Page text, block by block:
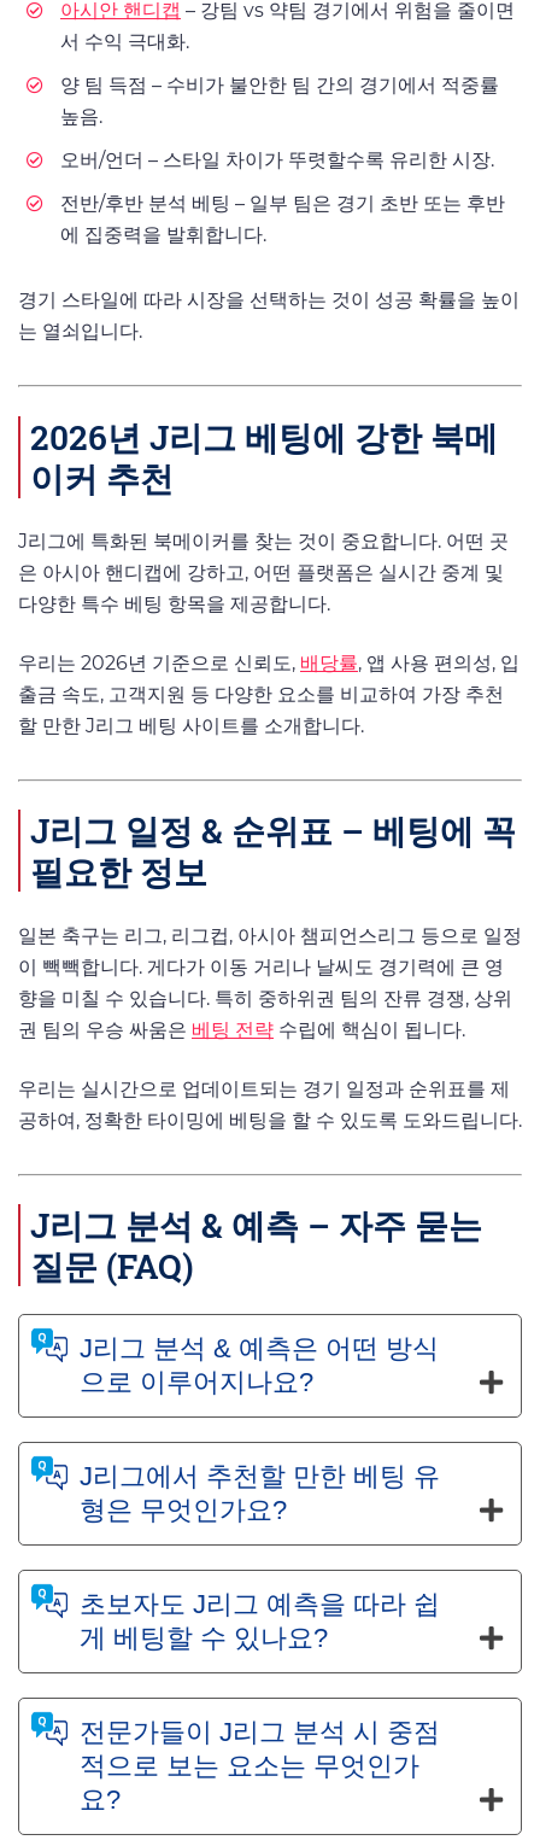
아시안 핸디캡 – 강팀 vs 약팀 경기에서 위험을 줄이면
서 수익 극대화.
양 팀 득점 – 수비가 불안한 팀 간의 경기에서 적중률
높음.
오버/언더 – 스타일 차이가 뚜렷할수록 유리한 시장.
전반/후반 분석 베팅 – 일부 팀은 경기 초반 또는 후반
에 집중력을 발휘합니다.
경기 스타일에 따라 시장을 선택하는 것이 성공 확률을 높이
는 열쇠입니다.
2026년 J리그 베팅에 강한 북메
이커 추천
J리그에 특화된 북메이커를 찾는 것이 중요합니다. 어떤 곳
은 아시아 핸디캡에 강하고, 어떤 플랫폼은 실시간 중계 및
다양한 특수 베팅 항목을 제공합니다.
우리는 2026년 기준으로 신뢰도, 배당률, 앱 사용 편의성, 입
출금 속도, 고객지원 등 다양한 요소를 비교하여 가장 추천
할 만한 J리그 베팅 사이트를 소개합니다.
J리그 일정 & 순위표 – 베팅에 꼭
필요한 정보
일본 축구는 리그, 리그컵, 아시아 챔피언스리그 등으로 일정
이 빽빽합니다. 게다가 이동 거리나 날씨도 경기력에 큰 영
향을 미칠 수 있습니다. 특히 중하위권 팀의 잔류 경쟁, 상위
권 팀의 우승 싸움은 베팅 전략 수립에 핵심이 됩니다.
우리는 실시간으로 업데이트되는 경기 일정과 순위표를 제
공하여, 정확한 타이밍에 베팅을 할 수 있도록 도와드립니다.
J리그 분석 & 예측 – 자주 묻는
질문 (FAQ)
J리그 분석 & 예측은 어떤 방식
으로 이루어지나요?
J리그에서 추천할 만한 베팅 유
형은 무엇인가요?
초보자도 J리그 예측을 따라 쉽
게 베팅할 수 있나요?
전문가들이 J리그 분석 시 중점
적으로 보는 요소는 무엇인가
요?